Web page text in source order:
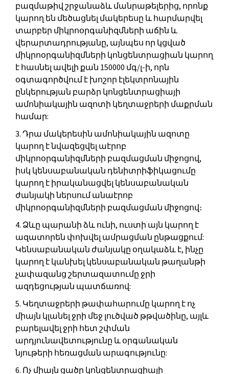
բազմաթիվ շրջանաձև մանրաթելերից, որոնք
կարող են մեծացնել մակերեսը և հարմարվել
տարբեր միկրոօրգանիզմների աճին և
վերարտադրությանը, այնպես որ կցված
միկրոօրգանիզմների կոնցենտրացիան կարող
է հասնել ավելի քան 150000 մգ/լ-ի, որն
օգտագործվում է խոշոր էլեկտրոնային
ընկերության բարձր կոնցենտրացիայի
ամոնիակային ազոտի կեղտաջրերի մաքրման
համար:
3. Դրա մակերեսին ամոնիակային ազոտը
կարող է նվազեցվել աէրոբ
միկրոօրգանիզմների բազմացման միջոցով,
իսկ կենսաբանական դենիտրիֆիկացումը
կարող է իրականացվել կենսաբանական
ժանյակի ներսում անաէրոբ
միկրոօրգանիզմների բազմացման միջոցով։
4. Ձևը պարանի ձև ունի, ուստի այն կարող է
ազատորեն փոխվել ամրացման ընթացքում:
Կենսաբանական ժանյակը օղակաձև է, ինչը
կարող է կանխել կենսաբանական թաղանթի
չափազանց շերտազատումը ջրի
ազդեցության պատճառով:
5. Կեղտաջրերի թափահարումը կարող է ոչ
միայն կլանել ջրի մեջ լուծված թթվածինը, այլև
բարելավել ջրի հետ շփման
արդյունավետությունը և օրգանական
նյութերի հեռացման արագությունը:
6. Ոչ միայն ցածր կոնցենտրացիայի